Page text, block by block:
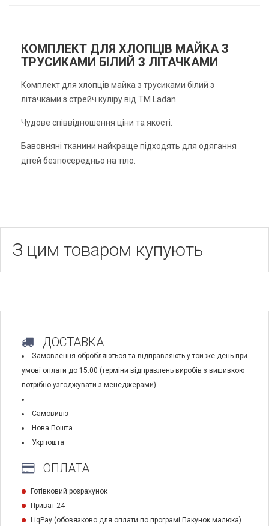
КОМПЛЕКТ ДЛЯ ХЛОПЦІВ МАЙКА З
ТРУСИКАМИ БІЛИЙ З ЛІТАЧКАМИ
Комплект для хлопців майка з трусиками білий з
літачками з стрейч куліру від ТМ Ladan.
Чудове співвідношення ціни та якості.
Бавовняні тканини найкраще підходять для одягання
дітей безпосередньо на тіло.
З цим товаром купують
ДОСТАВКА
Замовлення обробляються та відправляють у той же день при
умові оплати до 15.00 (терміни відправлень виробів з вишивкою
потрібно узгоджувати з менеджерами)
Самовивіз
Нова Пошта
Укрпошта
ОПЛАТА
Готівковий розрахунок
Приват 24
LiqPay (обовязково для оплати по програмі Пакунок малюка)